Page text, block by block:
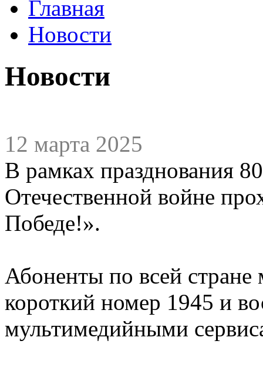
Главная
Новости
Новости
12 марта 2025
В рамках празднования
Отечественной войне
Победе!».
Абоненты по всей стране
короткий номер 1945 и
мультимедийными